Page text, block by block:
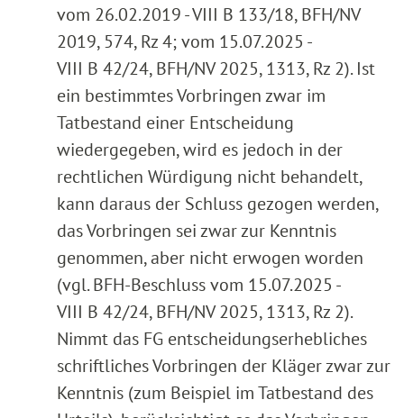
vom 26.02.2019 - VIII B 133/18, BFH/NV
2019, 574, Rz 4; vom 15.07.2025 -
VIII B 42/24, BFH/NV 2025, 1313, Rz 2). Ist
ein bestimmtes Vorbringen zwar im
Tatbestand einer Entscheidung
wiedergegeben, wird es jedoch in der
rechtlichen Würdigung nicht behandelt,
kann daraus der Schluss gezogen werden,
das Vorbringen sei zwar zur Kenntnis
genommen, aber nicht erwogen worden
(vgl. BFH-Beschluss vom 15.07.2025 -
VIII B 42/24, BFH/NV 2025, 1313, Rz 2).
Nimmt das FG entscheidungserhebliches
schriftliches Vorbringen der Kläger zwar zur
Kenntnis (zum Beispiel im Tatbestand des